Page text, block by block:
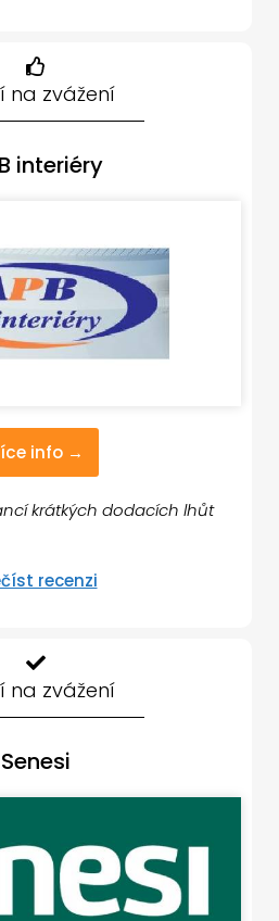
na zvážení
interiéry
info →
krátkých dodacích lhůt
recenzi
na zvážení
Senesi